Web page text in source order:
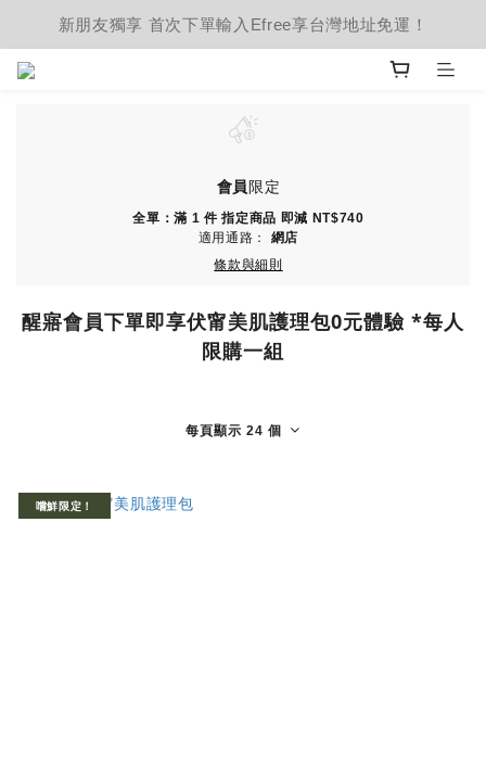
新朋友獨享 首次下單輸入Efree享台灣地址免運！
會員 限定
全單：滿 1 件 指定商品 即減 NT$740
適用通路： 網店
條款與細則
醒寤會員下單即享伏甯美肌護理包0元體驗 *每人
限購一組
每頁顯示 24 個
嚐鮮限定！